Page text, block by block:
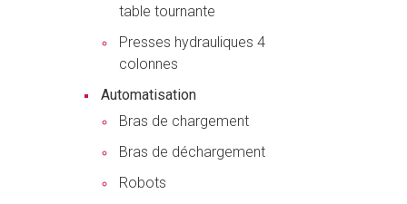
table tournante
Presses hydrauliques 4
colonnes
Automatisation
Bras de chargement
Bras de déchargement
Robots